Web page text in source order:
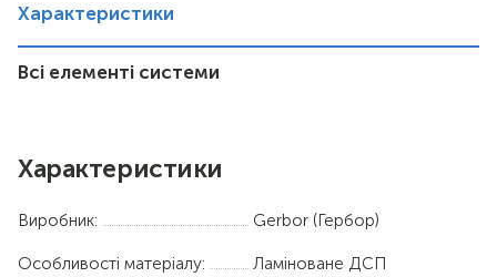
Характеристики
Всі елементі системи
Характеристики
Виробник: Gerbor (Гербор)
Особливості матеріалу: Ламіноване ДСП